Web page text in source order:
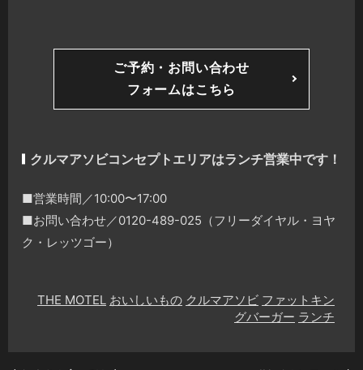
ご予約・お問い合わせ
フォームはこちら
クルマアソビコンセプトエリアはランチ営業中です！
■営業時間／10:00〜17:00
■お問い合わせ／0120-489-025（フリーダイヤル・ヨヤ
ク・レッツゴー）
THE MOTEL おいしいもの クルマアソビ ファットキン
グバーガー ランチ